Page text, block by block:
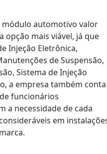
módulo automotivo valor
opção mais viável, já que
Injeção Eletrônica,
de Suspensão,
Sistema de Injeção
a empresa também conta
funcionários
a necessidade de cada
em